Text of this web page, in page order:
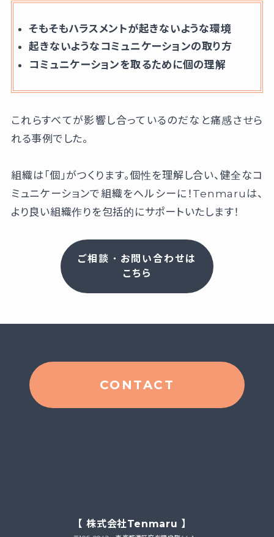
そもそもハラスメントが起きないような環境
起きないようなコミュニケーションの取り方
コミュニケーションを取るために個の理解
これらすべてが影響し合っているのだなと痛感させら
れる事例でした。
組織は「個」がつくります。個性を理解し合い、健全なコ
ミュニケーションで組織をヘルシーに！Tenmaruは、
より良い組織作りを包括的にサポートいたします！
ご相談・お問い合わせは
こちら
CONTACT
【 株式会社Tenmaru 】